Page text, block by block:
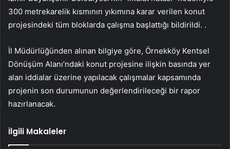
300 metrekarelik kısmının yıkımına karar verilen konut
projesindeki tüm bloklarda çalışma başlattığı bildirildi. .
İl Müdürlüğünden alınan bilgiye göre, Örnekköy Kentsel
Dönüşüm Alanı’ndaki konut projesine ilişkin basında yer
alan iddialar üzerine yapılacak çalışmalar kapsamında
projenin son durumunun değerlendirileceği bir rapor
hazırlanacak.
İlgili Makaleler